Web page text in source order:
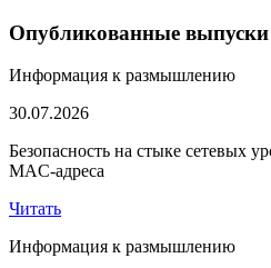
Опубликованные выпуски
Информация к размышлению
30.07.2026
Безопасность на стыке сетевых
MAC-адреса
Читать
Информация к размышлению